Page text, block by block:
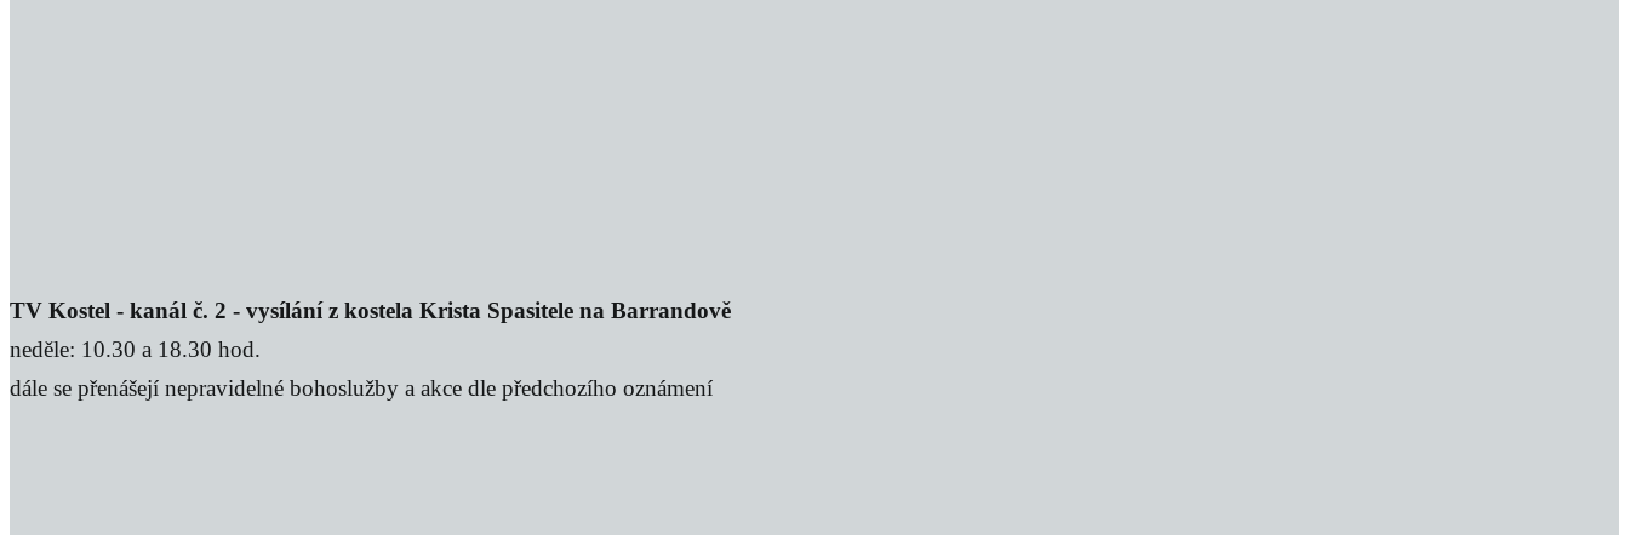
TV Kostel - kanál č. 2 - vysílání z kostela Krista Spasitele na Barrandově
neděle: 10.30 a 18.30 hod.
dále se přenášejí nepravidelné bohoslužby a akce dle předchozího oznámení